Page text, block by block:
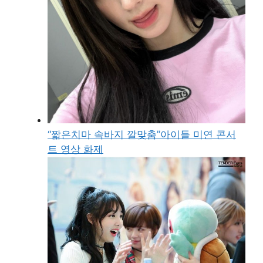
“짧은치마 속바지 깔맞춤”아이들 미연 콘서
트 영상 화제